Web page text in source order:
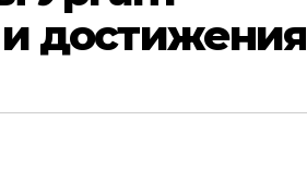
достижения